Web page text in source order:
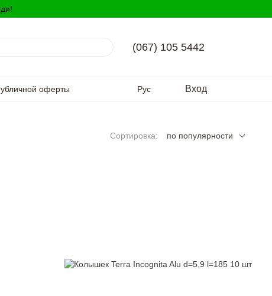
(067) 105 5442
оферты
Рус Вход
Сортировка: по популярности